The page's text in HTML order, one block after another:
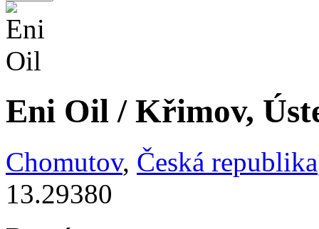
Eni Oil / Křimov,
Chomutov, Česká republika
13.29380